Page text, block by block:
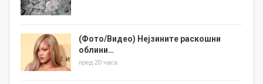
(Фото/Видео) Нејзините раскошни
облини…
пред 20 часа